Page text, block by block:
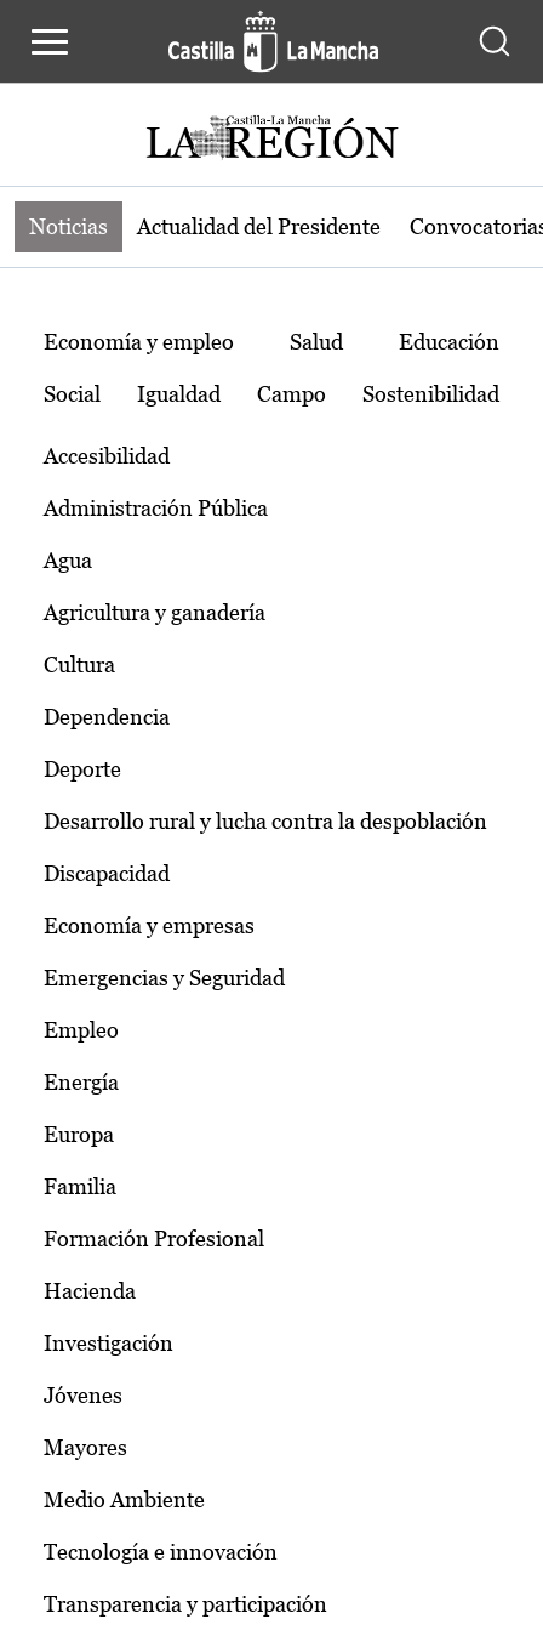
Noticias de la región de Castilla-La
Noticias Actualidad del Presidente
Temas
Economía y empleo Salud Educación
Social Igualdad Campo Sostenibilidad
Accesibilidad
Administración Pública
Agua
Agricultura y ganadería
Cultura
Dependencia
Deporte
Desarrollo rural y lucha contra la despoblación
Discapacidad
Economía y empresas
Emergencias y Seguridad
Empleo
Energía
Europa
Familia
Formación Profesional
Hacienda
Investigación
Jóvenes
Mayores
Medio Ambiente
Tecnología e innovación
Transparencia y participación